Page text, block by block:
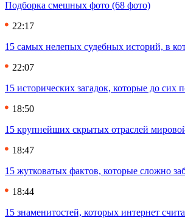
Подборка смешных фото (68 фото)
22:17
15 самых нелепых судебных историй, в
22:07
15 исторических загадок, которые до сих
18:50
15 крупнейших скрытых отраслей
18:47
15 жутковатых фактов, которые сложно
18:44
15 знаменитостей, которых интернет